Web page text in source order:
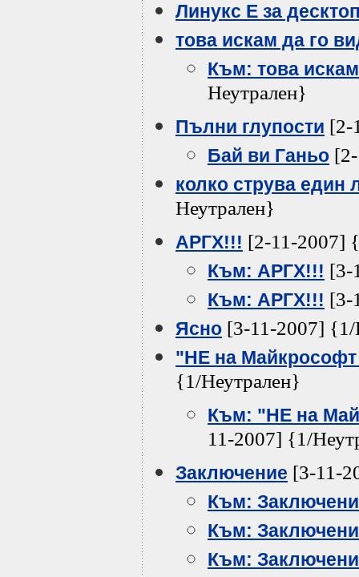
Линукс Е за
това искам да го
Към: това
Неутрален}
Пълни глупости [2-
Бай ви Ганьо
колко струва един
Неутрален}
АРГХ!!! [2-11-2007]
Към: АРГХ!!! [3-
Към: АРГХ!!! [3-
Ясно [3-11-2007] {1/
"НЕ на
{1/Неутрален}
Към: "НЕ на
11-2007] {1/
Заключение [3-11-
Към:
Към:
Към: